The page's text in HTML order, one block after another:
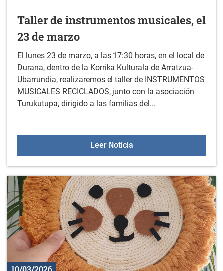
Taller de instrumentos musicales, el
23 de marzo
El lunes 23 de marzo, a las 17:30 horas, en el local de
Durana, dentro de la Korrika Kulturala de Arratzua-
Ubarrundia, realizaremos el taller de INSTRUMENTOS
MUSICALES RECICLADOS, junto con la asociación
Turukutupa, dirigido a las familias del...
Leer NoticiaTaller de instrumentos